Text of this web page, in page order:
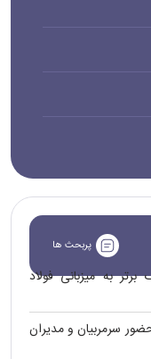
پربحث ها
به میزبانی فولاد
سرمربیان و مدیران